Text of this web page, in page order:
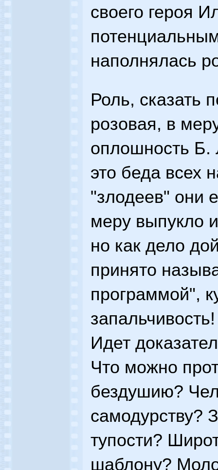
своего героя
наполнялась
Роль, сказать
розовая, в
оплошность Б.
это беда всех
"злодеев" они
меру выпукло
но как дело
принято
программой",
Идет
Что можно
бездушию?
самодурству?
тупости?
шаблону?